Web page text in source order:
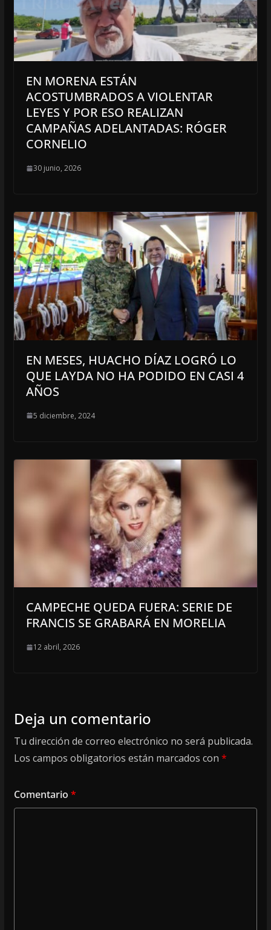
EN MORENA ESTÁN
ACOSTUMBRADOS A VIOLENTAR
LEYES Y POR ESO REALIZAN
CAMPAÑAS ADELANTADAS: RÓGER
CORNELIO
30 junio, 2026
EN MESES, HUACHO DÍAZ LOGRÓ LO
QUE LAYDA NO HA PODIDO EN CASI 4
AÑOS
5 diciembre, 2024
CAMPECHE QUEDA FUERA: SERIE DE
FRANCIS SE GRABARÁ EN MORELIA
12 abril, 2026
Deja un comentario
Tu dirección de correo electrónico no será publicada.
Los campos obligatorios están marcados con *
Comentario *